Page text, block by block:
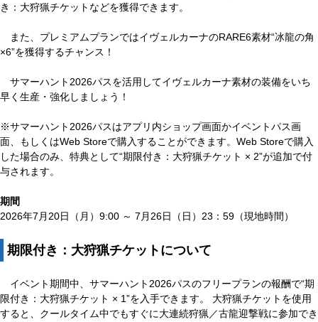
き：大狩猟チケットなどを獲得できます。
また、プレミアムプランではイヴェルカーナのRARE6素材“冰龍の角
×6”を獲得するチャンス！
サマーハント2026パスを活用してイヴェルカーナ素材の装備をいち
早く生産・強化しましょう！
※サマーハント2026パスはアプリ内ショップ画面かイベントパス画
面、もしくはWeb Storeで購入することができます。Web Storeで購入
した場合のみ、特典として“期限付き：大狩猟チケット × 2”が追加で付
与されます。
期間
2026年7月20日（月）9:00 ～ 7月26日（日）23：59（現地時間）
期限付き：大狩猟チケットについて
イベント期間中、サマーハント2026パスのフリープランの報酬で“期
限付き：大狩猟チケット × 1”を入手できます。 大狩猟チケットを使用
すると、クールタイム中でもすぐに大連続狩猟／古龍迎撃戦に参加でき